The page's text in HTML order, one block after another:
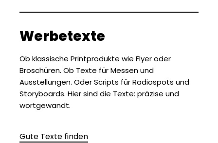
Werbetexte
Ob klassische Printprodukte wie Flyer oder
Broschüren. Ob Texte für Messen und
Ausstellungen. Oder Scripts für Radiospots und
Storyboards. Hier sind die Texte: präzise und
wortgewandt.
Gute Texte finden